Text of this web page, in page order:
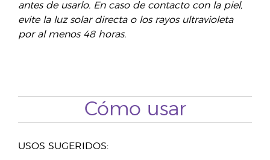
antes de usarlo. En caso de contacto con la piel,
evite la luz solar directa o los rayos ultravioleta
por al menos 48 horas.
Cómo usar
USOS SUGERIDOS: